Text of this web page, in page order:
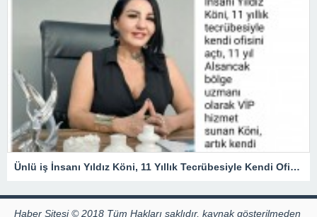
Ünlü iş İnsanı Yıldız Köni, 11 Yıllık Tecrübesiyle Kendi Ofisini açtı !
Haber Sitesi © 2018 Tüm Hakları saklıdır, kaynak gösterilmeden